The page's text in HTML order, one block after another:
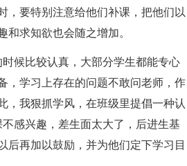
，要特别注意给他们补课，把他们以
求知欲也会随之增加。
候比较认真，大部分学生都能专心
，学习上存在的问题不敢问老师，作
，我狠抓学风，在班级里提倡一种认
感兴趣，差生面太大了，后进生基
后再加以鼓励，并为他们定下学习目